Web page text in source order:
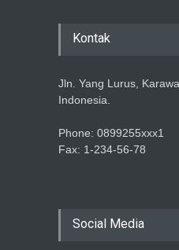
Kontak
Jln. Yang Lurus,
Indonesia.
Phone: 0899255xxx1
Fax: 1-234-56-78
Social Media